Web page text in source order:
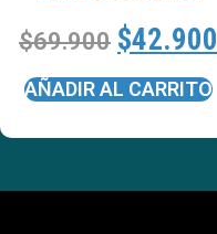
$69.900 $42.900
AÑADIR AL CARRITO